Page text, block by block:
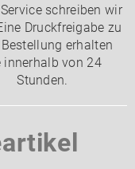
schreiben wir
Druckfreigabe zu
erhalten
innerhalb von 24
Stunden.